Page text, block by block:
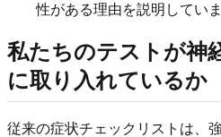
性がある理由を説明していま
私たちのテストが神
に取り入れているか
従来の症状チェックリストは、